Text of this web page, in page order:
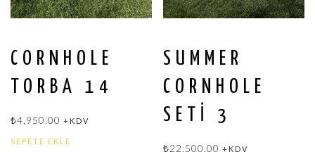
CORNHOLE
TORBA 14
₺4,950.00 +KDV
SEPETE EKLE
SUMMER
CORNHOLE
SETI 3
₺22,500.00 +KDV